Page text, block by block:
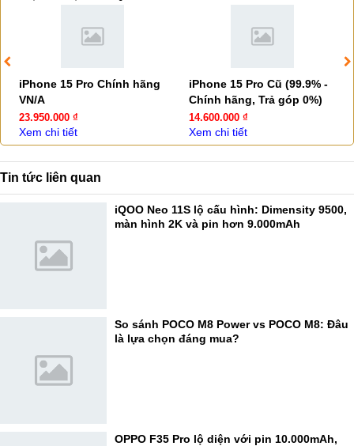
iPhone 15 Pro Chính hãng
VN/A
23.950.000 ₫
Xem chi tiết
iPhone 15 Pro Cũ (99.9% -
Chính hãng, Trả góp 0%)
14.600.000 ₫
Xem chi tiết
Tin tức liên quan
iQOO Neo 11S lộ cấu hình: Dimensity 9500,
màn hình 2K và pin hơn 9.000mAh
So sánh POCO M8 Power vs POCO M8: Đâu
là lựa chọn đáng mua?
OPPO F35 Pro lộ diện với pin 10.000mAh,